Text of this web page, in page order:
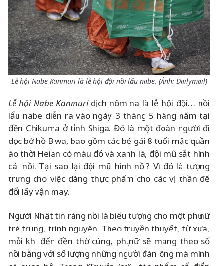
Lễ hội Nabe Kanmuri là lễ hội đội nồi lẩu nabe. (Ảnh: Dailymail)
Lễ hội Nabe Kanmuridịch nôm na là lễ hội đội… nồi
lẩu nabe diễn ra vào ngày 3 tháng 5 hàng năm tại
đền Chikuma ở tỉnh Shiga. Đó là một đoàn người đi
dọc bờ hồ Biwa, bao gồm các bé gái 8 tuổi mặc quần
áo thời Heian có màu đỏ và xanh lá, đội mũ sắt hình
cái nồi. Tại sao lại đội mũ hình nồi? Vì đó là tượng
trưng cho việc dâng thực phẩm cho các vị thần để
đổi lấy vận may.
Người Nhật tin rằng nồi là biểu tượng cho một phụ nữ
trẻ trung, trinh nguyên. Theo truyền thuyết, từ xưa,
mỗi khi đến đền thờ cúng, phụ nữ sẽ mang theo số
nồi bằng với số lượng những người đàn ông mà mình